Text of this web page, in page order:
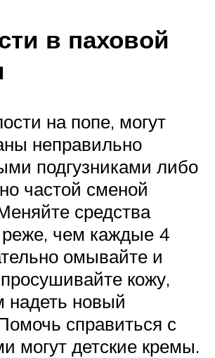
в паховой
на попе, могут
неправильно
подгузниками либо
частой сменой
средства
реже, чем каждые 4
омывайте и
кожу,
надеть новый
справиться с
могут детские кремы.